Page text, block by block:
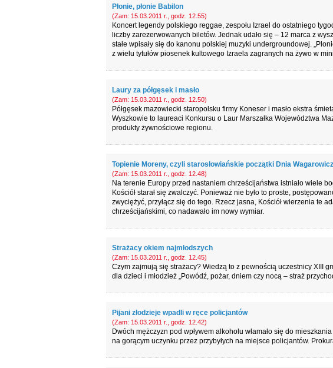
Płonie, płonie Babilon
(Zam: 15.03.2011 r., godz. 12.55)
Koncert legendy polskiego reggae, zespołu Izrael do ostatniego
liczby zarezerwowanych biletów. Jednak udało się – 12 marca z
stałe wpisały się do kanonu polskiej muzyki undergroundowej.
z wielu tytułów piosenek kultowego Izraela zagranych na żywo w
Laury za półgęsek i masło
(Zam: 15.03.2011 r., godz. 12.50)
Półgęsek mazowiecki staropolsku firmy Koneser i masło ekstra
Wyszkowie to laureaci Konkursu o Laur Marszałka Województwa
produkty żywnościowe regionu.
Topienie Moreny, czyli starosłowiańskie początki Dnia
(Zam: 15.03.2011 r., godz. 12.48)
Na terenie Europy przed nastaniem chrześcijaństwa istniało wiele
Kościół starał się zwalczyć. Ponieważ nie było to proste,
zwyciężyć, przyłącz się do tego. Rzecz jasna, Kościół wierzenia te
chrześcijańskimi, co nadawało im nowy wymiar.
Strażacy okiem najmłodszych
(Zam: 15.03.2011 r., godz. 12.45)
Czym zajmują się strażacy? Wiedzą to z pewnością uczestnicy XIII
dla dzieci i młodzież „Powódź, pożar, dniem czy nocą – straż
Pijani złodzieje wpadli w ręce policjantów
(Zam: 15.03.2011 r., godz. 12.42)
Dwóch mężczyzn pod wpływem alkoholu włamało się do
na gorącym uczynku przez przybyłych na miejsce policjantów.